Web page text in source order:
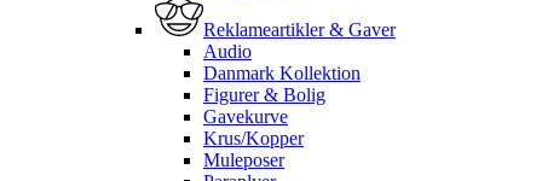
Reklameartikler & Gaver
Audio
Danmark Kollektion
Figurer & Bolig
Gavekurve
Krus/Kopper
Muleposer